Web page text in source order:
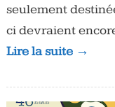
seulement
ci devraient
Lire la suite →